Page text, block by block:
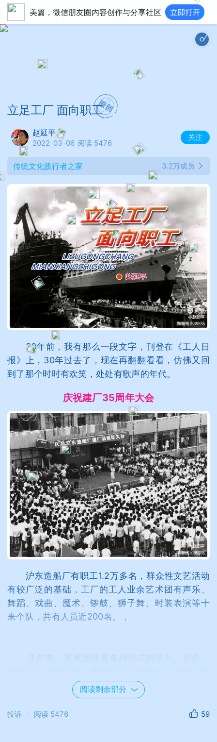
美篇，微信朋友圈内容创作与分享社区
立足工厂 面向职工
赵延平
2022-03-06 阅读 5476
关注
传统文化践行者之家 3.2万成员
30年前，我有那么一段文字，刊登在《工人日
报》上，30年过去了，现在再翻翻看看，仿佛又回
到了那个时时有欢笑，处处有歌声的年代。
庆祝建厂35周年大会
沪东造船厂有职工1.2万多名，群众性文艺活动
有较广泛的基础，工厂的工人业余艺术团有声乐、
舞蹈、戏曲、魔术、锣鼓、狮子舞、时装表演等十
来个队，共有人员近200名。，
策，努力反映造船工业的新局面。通过各项活动，
既活跃和丰富了广大职工的文化生活，又培养了人
オ。
阅读剩余部分
投诉 阅读 5476 59